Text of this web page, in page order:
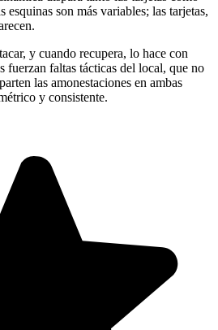
esquinas son más variables; las tarjetas,
y cuando recupera, lo hace con
fuerzan faltas tácticas del local, que no
las amonestaciones en ambas
y consistente.